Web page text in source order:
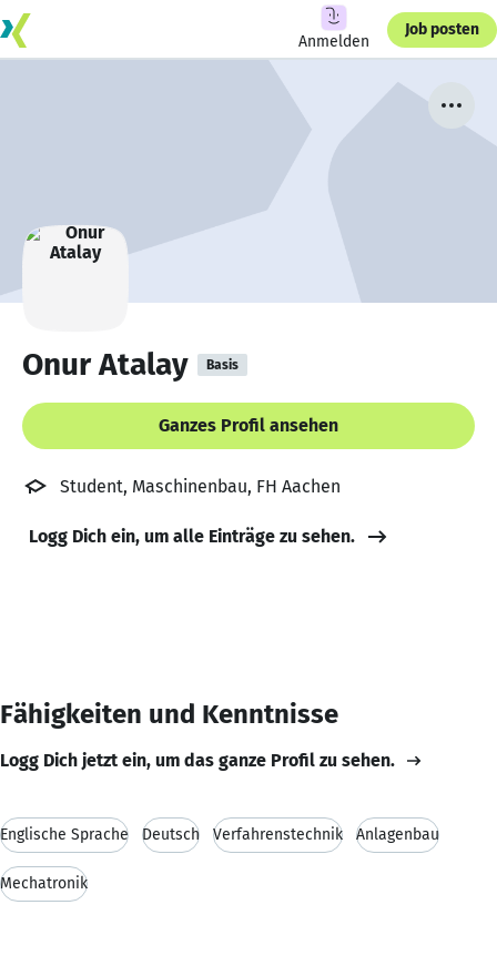
Anmelden
Job posten
Onur Atalay Basis
Ganzes Profil ansehen
Student, Maschinenbau, FH Aachen
Logg Dich ein, um alle Einträge zu sehen.
Fähigkeiten und Kenntnisse
Logg Dich jetzt ein, um das ganze Profil zu sehen.
Englische Sprache Deutsch Verfahrenstechnik Anlagenbau
Mechatronik